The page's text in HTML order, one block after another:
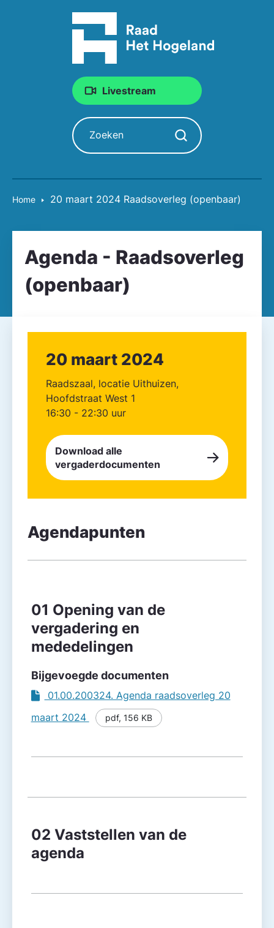
Livestream
Zoeken
Zoekopdracht starten
Home 20 maart 2024 Raadsoverleg (openbaar)
Agenda - Raadsoverleg
(openbaar)
20 maart 2024
Raadszaal, locatie Uithuizen,
Hoofdstraat West 1
16:30 - 22:30 uur
Download alle
vergaderdocumenten
Agendapunten
01 Opening van de
vergadering en
mededelingen
Bijgevoegde documenten
01.00.200324. Agenda raadsoverleg 20
maart 2024
pdf, 156 KB
02 Vaststellen van de
agenda